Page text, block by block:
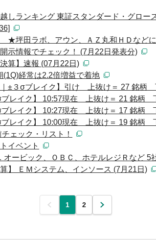
しランキング 東証スタンダード・グロ
★坪田ラボ、アウン、ＡＺ丸和ＨＤなどに
示情報でチェック！ (7月22日発表分)
算】速報 (07月22日)
(1Q)経常は2.2倍増益で着地
｜±３σブレイク】引け 上抜け＝ 27 銘
σブレイク】 10:57現在 上抜け＝ 21 銘柄
σブレイク】 10:27現在 上抜け＝ 17 銘柄
σブレイク】 10:00現在 上抜け＝ 19 銘柄
ェック・リスト！
イベント
ービック、ＯＢＣ、ホテルレジＲなど 5
】 ＥＭシステム、インソース (7月21日)
前 1 2 次